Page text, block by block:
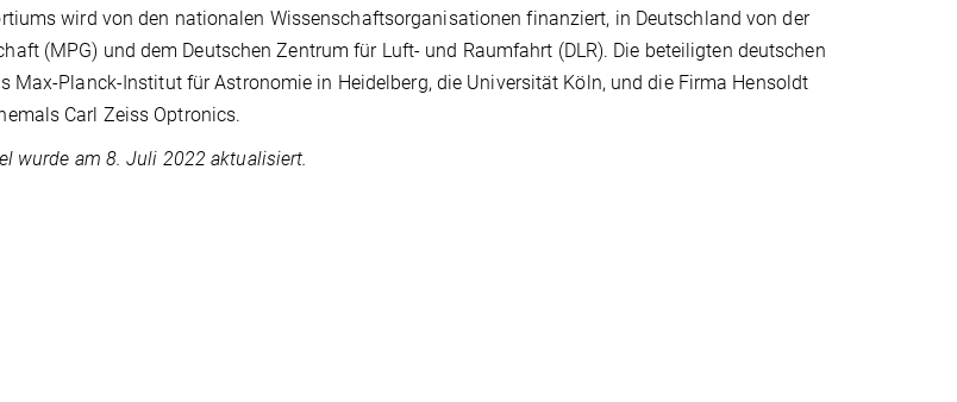
wird von den nationalen Wissenschaftsorganisationen finanziert, in Deutschland von der
(MPG) und dem Deutschen Zentrum für Luft- und Raumfahrt (DLR). Die beteiligten deutschen
Max-Planck-Institut für Astronomie in Heidelberg, die Universität Köln, und die Firma Hensoldt
Carl Zeiss Optronics.
wurde am 8. Juli 2022 aktualisiert.